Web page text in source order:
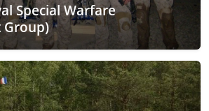
Special Warfare